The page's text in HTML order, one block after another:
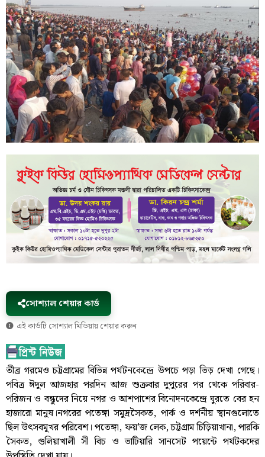
সোশ্যাল শেয়ার কার্ড
এই কার্ডটি সোশ্যাল মিডিয়ায় শেয়ার করুন
তীব্র গরমেও চট্টগ্রামের বিভিন্ন পর্যটনকেন্দ্রে উপচে পড়া ভিড় দেখা গেছে।
পবিত্র ঈদুল আজহার পরদিন আজ শুক্রবার দুপুরের পর থেকে পরিবার-
পরিজন ও বন্ধুদের নিয়ে নগর ও আশপাশের বিনোদনকেন্দ্রে ঘুরতে বের হন
হাজারো মানুষ।নগরের পতেঙ্গা সমুদ্রসৈকত, পার্ক ও দর্শনীয় স্থানগুলোতে
ছিল উৎসবমুখর পরিবেশ। পতেঙ্গা, ফয়’জ লেক, চট্টগ্রাম চিড়িয়াখানা, পারকি
সৈকত, গুলিয়াখালী সী বিচ ও ভাটিয়ারি সানসেট পয়েন্টে পর্যটকদের